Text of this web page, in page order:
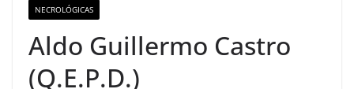
NECROLÓGICAS
Aldo Guillermo Castro
(Q.E.P.D.)